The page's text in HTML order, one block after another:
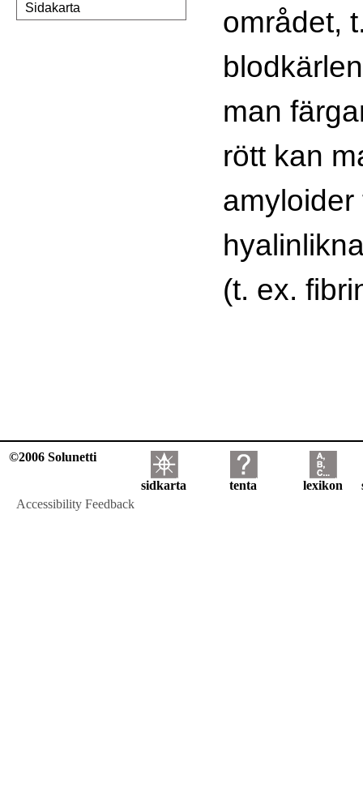
Sidakarta
området,
man
rött kan
amyloider
(t. ex.
©2006 Solunetti
sidkarta tenta lexikon
Accessibility Feedback